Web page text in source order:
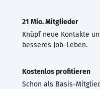
21 Mio. Mitglieder
Knüpf neue Kontakte
besseres Job-Leben.
Kostenlos profitieren
Schon als Basis-